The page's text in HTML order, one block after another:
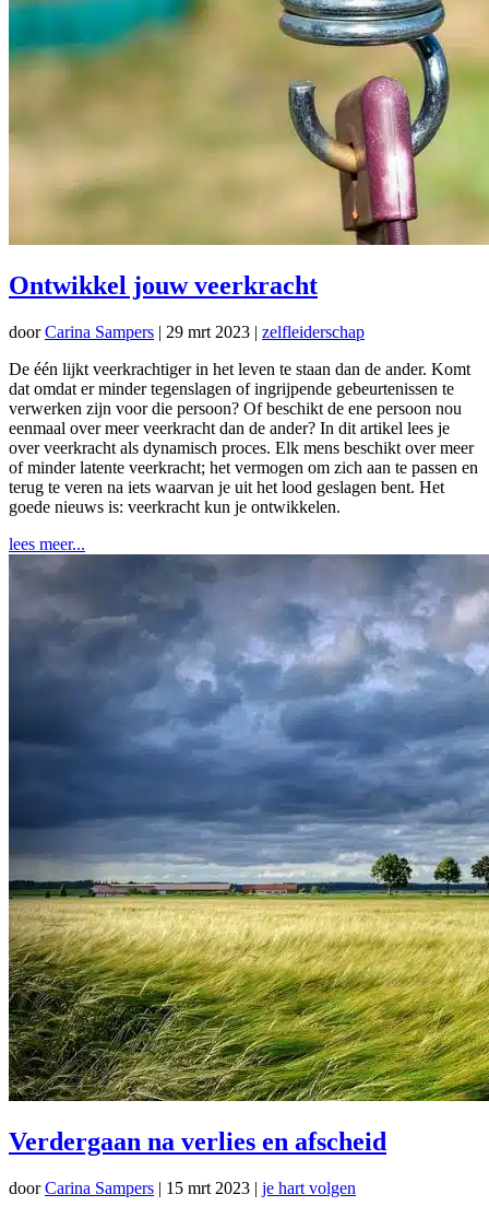
Ontwikkel jouw veerkracht
doorCarina Sampers | 29 mrt 2023 | zelfleiderschap
De één lijkt veerkrachtiger in het leven te staan dan de ander. Komt
dat omdat er minder tegenslagen of ingrijpende gebeurtenissen te
verwerken zijn voor die persoon? Of beschikt de ene persoon nou
eenmaal over meer veerkracht dan de ander? In dit artikel lees je
over veerkracht als dynamisch proces. Elk mens beschikt over meer
of minder latente veerkracht; het vermogen om zich aan te passen en
terug te veren na iets waarvan je uit het lood geslagen bent. Het
goede nieuws is: veerkracht kun je ontwikkelen.
lees meer...
Verdergaan na verlies en afscheid
doorCarina Sampers | 15 mrt 2023 | je hart volgen